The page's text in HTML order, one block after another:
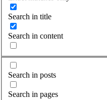
Search in title
Search in content
Search in posts
Search in pages